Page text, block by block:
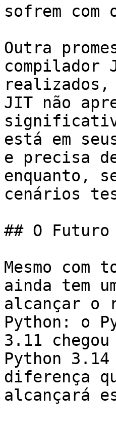
sofrem
Outra
compilador
realizados,
JIT não
está em
e precisa
enquanto,
cenários
## O Futuro
Mesmo com
ainda tem
alcançar o
Python: o
3.11
Python
diferença
alcançará